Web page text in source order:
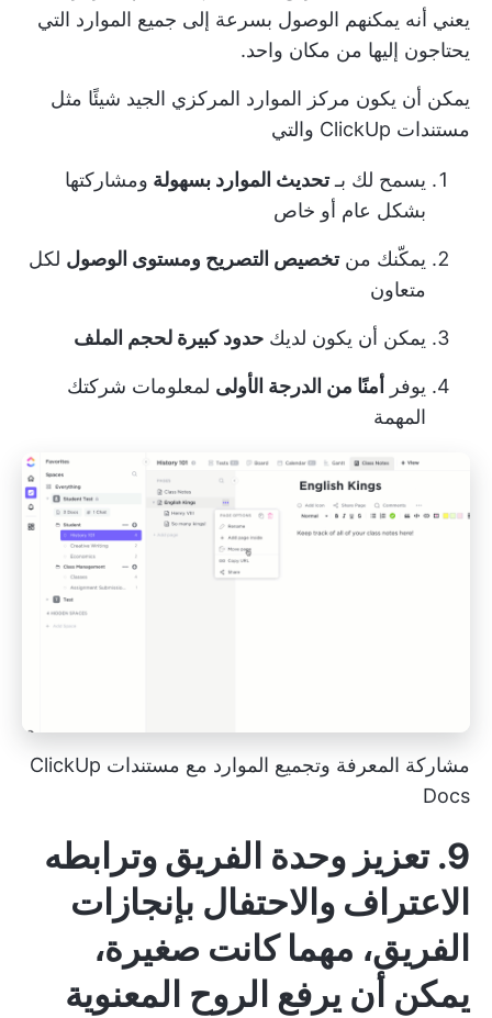
يعني أنه يمكنهم الوصول بسرعة إلى جميع الموارد التي
يحتاجون إليها من مكان واحد.
يمكن أن يكون مركز الموارد المركزي الجيد شيئًا مثل
مستندات ClickUp
والتي
يسمح لك بـتحديث الموارد بسهولة ومشاركتها
بشكل عام أو خاص
يمكّنك منتخصيص التصريح ومستوى الوصول لكل
متعاون
يمكن أن يكون لديك حدود كبيرة لحجم الملف
يوفر أمنًا من الدرجة الأولى لمعلومات شركتك
المهمة
مشاركة المعرفة وتجميع الموارد مع مستندات ClickUp
Docs
9. تعزيز وحدة الفريق وترابطه
الاعتراف والاحتفال بإنجازات
الفريق، مهما كانت صغيرة،
يمكن أن يرفع الروح المعنوية